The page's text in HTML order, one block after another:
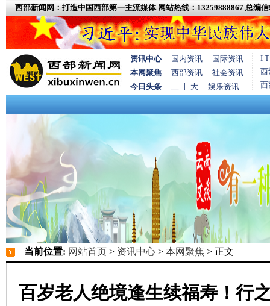
西部新闻网：打造中国西部第一主流媒体 网站热线：13259888867 总编信
资讯中心 国内资讯
国际资讯
本网聚焦
西部资讯
社会资讯
今日头条
二 十 大 娱乐资讯
I
西
西
当前位置: 网站首页 > 资讯中心 > 本网聚焦 > 正文
百岁老人绝境逢生续福寿！行